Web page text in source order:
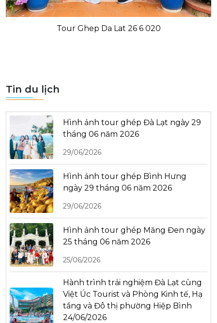
Tour Ghep Da Lat 26 6 020
Tin du lịch
Hình ảnh tour ghép Đà Lạt ngày 29
tháng 06 năm 2026
29/06/2026
Hình ảnh tour ghép Bình Hưng
ngày 29 tháng 06 năm 2026
29/06/2026
Hình ảnh tour ghép Măng Đen ngày
25 tháng 06 năm 2026
25/06/2026
Hành trình trải nghiệm Đà Lạt cùng
Việt Úc Tourist và Phòng Kinh tế, Hạ
tầng và Đô thị phường Hiệp Bình
24/06/2026